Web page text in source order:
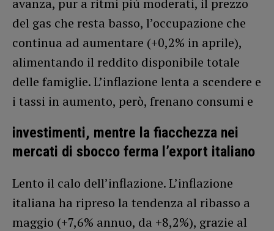
del gas che resta basso, l’occupazione che
continua ad aumentare (+0,2% in aprile),
alimentando il reddito disponibile totale
delle famiglie. L’inflazione lenta a scendere e
i tassi in aumento, però, frenano consumi e
investimenti, mentre la fiacchezza nei
mercati di sbocco ferma l’export italiano
Lento il calo dell’inflazione. L’inflazione
italiana ha ripreso la tendenza al ribasso a
maggio (+7,6% annuo, da +8,2%), grazie al